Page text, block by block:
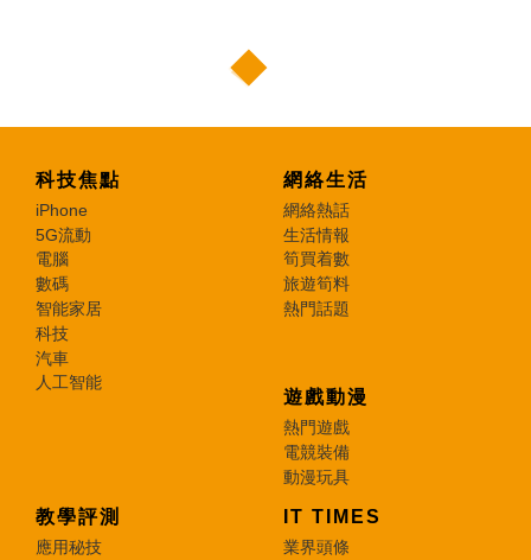
科技焦點
iPhone
5G流動
電腦
數碼
智能家居
科技
汽車
人工智能
網絡生活
網絡熱話
生活情報
筍買着數
旅遊筍料
熱門話題
遊戲動漫
熱門遊戲
電競裝備
動漫玩具
教學評測
應用秘技
IT TIMES
業界頭條